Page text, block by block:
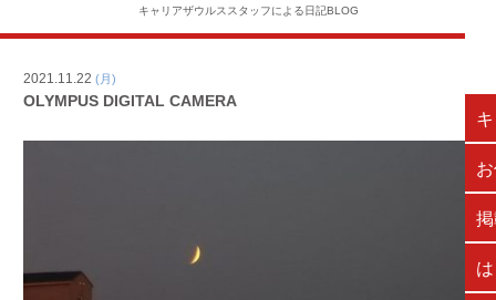
キャリアザウルススタッフによる日記BLOG
2021.11.22 (月)
OLYMPUS DIGITAL CAMERA